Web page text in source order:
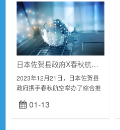
日本佐贺县政府X春秋航空，综合推介会在上海举办
2023年12月21日，日本佐贺县
政府携手春秋航空举办了综合推
县地域交流部理事野田信二、春
秋集团董事长王正华、日本国驻
01-13